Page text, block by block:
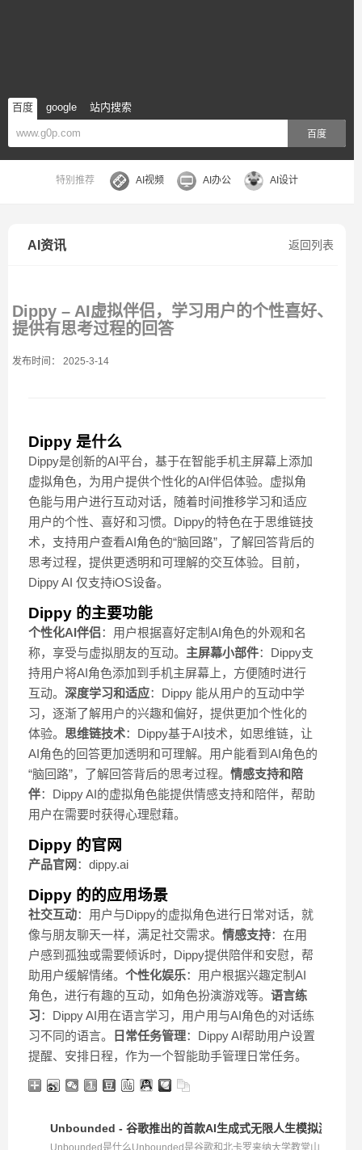
百度 google 站内搜索
百度
特别推荐 AI视频 AI办公 AI设计
返回列表
AI资讯
Dippy – AI虚拟伴侣，学习用户的个性喜好、
提供有思考过程的回答
发布时间： 2025-3-14
Dippy 是什么
Dippy是创新的AI平台，基于在智能手机主屏幕上添加
虚拟角色，为用户提供个性化的AI伴侣体验。虚拟角
色能与用户进行互动对话，随着时间推移学习和适应
用户的个性、喜好和习惯。Dippy的特色在于思维链技
术，支持用户查看AI角色的“脑回路”，了解回答背后的
思考过程，提供更透明和可理解的交互体验。目前，
Dippy AI 仅支持iOS设备。
Dippy 的主要功能
个性化AI伴侣：用户根据喜好定制AI角色的外观和名
称，享受与虚拟朋友的互动。 主屏幕小部件：Dippy支
持用户将AI角色添加到手机主屏幕上，方便随时进行
互动。 深度学习和适应：Dippy 能从用户的互动中学
习，逐渐了解用户的兴趣和偏好，提供更加个性化的
体验。 思维链技术：Dippy基于AI技术，如思维链，让
AI角色的回答更加透明和可理解。用户能看到AI角色的
“脑回路”，了解回答背后的思考过程。 情感支持和陪
伴：Dippy AI的虚拟角色能提供情感支持和陪伴，帮助
用户在需要时获得心理慰藉。
Dippy 的官网
产品官网 ：dippy.ai
Dippy 的的应用场景
社交互动：用户与Dippy的虚拟角色进行日常对话，就
像与朋友聊天一样，满足社交需求。 情感支持：在用
户感到孤独或需要倾诉时，Dippy提供陪伴和安慰，帮
助用户缓解情绪。 个性化娱乐：用户根据兴趣定制AI
角色，进行有趣的互动，如角色扮演游戏等。 语言练
习：Dippy AI用在语言学习，用户用与AI角色的对话练
习不同的语言。
日常任务管理：Dippy AI帮助用户设置
提醒、安排日程，作为一个智能助手管理日常任务。
Unbounded - 谷歌推出的首款AI生成式无限人生模拟游戏